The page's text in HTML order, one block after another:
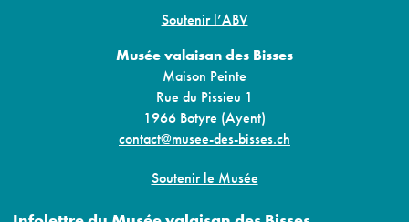
Soutenir l’ABV
Musée valaisan des Bisses
Maison Peinte
Rue du Pissieu 1
1966 Botyre (Ayent)
contact@musee-des-bisses.ch
Soutenir le Musée